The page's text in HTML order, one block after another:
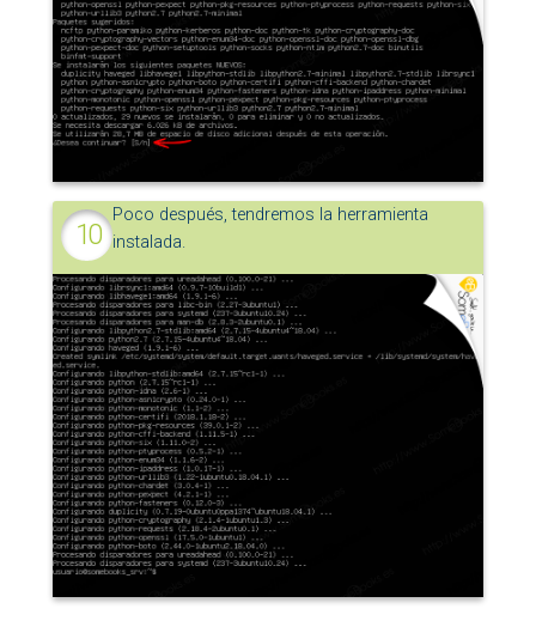
Poco después, tendremos la herramienta
instalada.